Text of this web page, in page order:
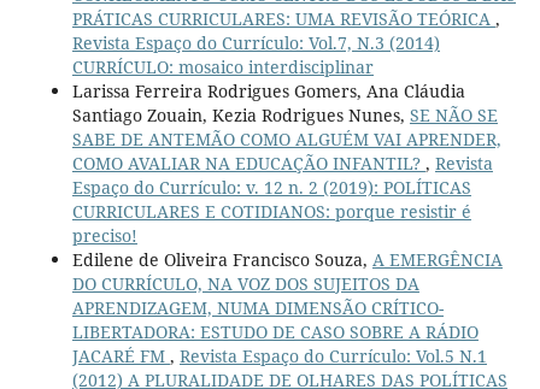
PRÁTICAS CURRICULARES: UMA REVISÃO TEÓRICA ,
Revista Espaço do Currículo: Vol.7, N.3 (2014)
CURRÍCULO: mosaico interdisciplinar
Larissa Ferreira Rodrigues Gomers, Ana Cláudia
Santiago Zouain, Kezia Rodrigues Nunes, SE NÃO SE
SABE DE ANTEMÃO COMO ALGUÉM VAI APRENDER,
COMO AVALIAR NA EDUCAÇÃO INFANTIL? , Revista
Espaço do Currículo: v. 12 n. 2 (2019): POLÍTICAS
CURRICULARES E COTIDIANOS: porque resistir é
preciso!
Edilene de Oliveira Francisco Souza, A EMERGÊNCIA
DO CURRÍCULO, NA VOZ DOS SUJEITOS DA
APRENDIZAGEM, NUMA DIMENSÃO CRÍTICO-
LIBERTADORA: ESTUDO DE CASO SOBRE A RÁDIO
JACARÉ FM , Revista Espaço do Currículo: Vol.5 N.1
(2012) A PLURALIDADE DE OLHARES DAS POLÍTICAS